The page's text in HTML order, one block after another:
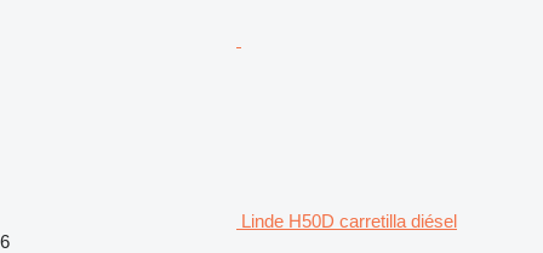
Linde H50D carretilla diésel
6